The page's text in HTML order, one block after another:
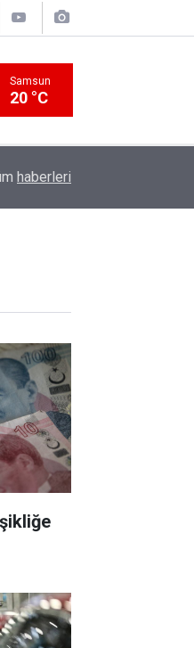
Samsun
20 °C
hasat ve ihraç tarihleri
haberleri